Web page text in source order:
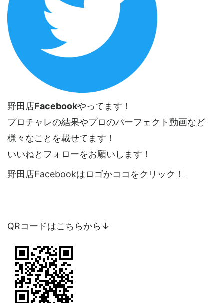
野田店Facebookやってます！
プロチャレの結果やプロのパーフェクト動画など
様々なことを載せてます！
いいねとフォローをお願いします！
野田店Facebookはロゴかココをクリック！
QRコードはこちらから↓